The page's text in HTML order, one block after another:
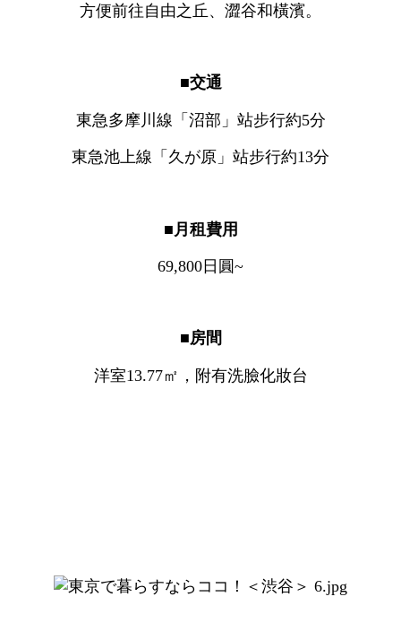
方便前往自由之丘、澀谷和橫濱。
■交通
東急多摩川線「沼部」站步行約5分
東急池上線「久が原」站步行約13分
■月租費用
69,800日圓~
■房間
洋室13.77㎡，附有洗臉化妝台